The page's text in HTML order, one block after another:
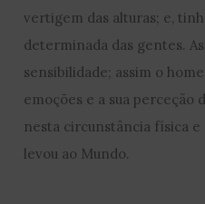
vertigem das alturas; e,
determinada das gentes.
sensibilidade; assim o
emoções e a sua perceção
nesta circunstância física e
levou ao Mundo.